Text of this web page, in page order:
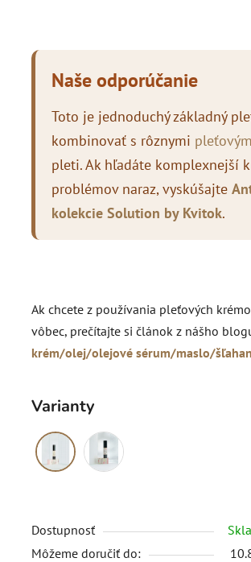
Naše odporúčanie
Toto je jednoduchý základný
kombinovať s rôznymi
pleti. Ak hľadáte komplexnejší
problémov naraz, vyskúšajte
kolekcie Solution by Kvitok.
Ak chcete z používania pleťových
vôbec, prečítajte si článok z nášho
krém/olej/olejové sérum/maslo/
Varianty
Dostupnosť
Môžeme doručiť do: